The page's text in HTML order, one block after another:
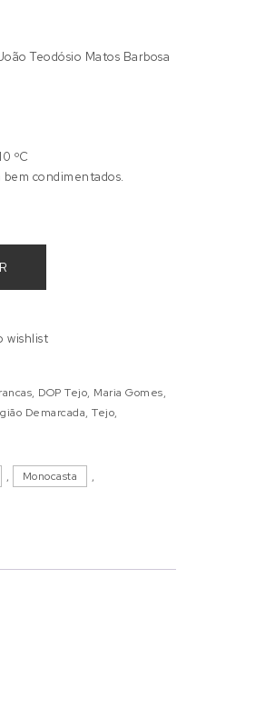
Teodósio Matos Barbosa
ºC
bem condimentados.
wishlist
, DOP Tejo, Maria Gomes,
Demarcada,Tejo,
, Monocasta
,